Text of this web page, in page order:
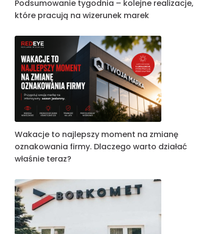
Podsumowanie tygodnia – kolejne realizacje,
które pracują na wizerunek marek
Wakacje to najlepszy moment na zmianę
oznakowania firmy. Dlaczego warto działać
właśnie teraz?